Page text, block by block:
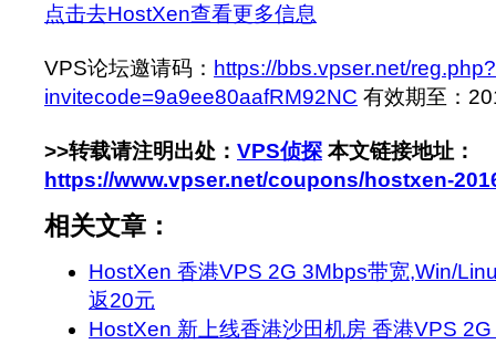
点击去HostXen查看更多信息
VPS论坛邀请码： https://bbs.vpser.net/reg.php?
invitecode=9a9ee80aafRM92NC 有效期至：
>>转载请注明出处： VPS侦探 本文链接地址：
https://www.vpser.net/coupons/hostxen-
相关文章：
HostXen 香港VPS 2G 3Mbps带宽,Win/
返20元
HostXen 新上线香港沙田机房 香港VPS